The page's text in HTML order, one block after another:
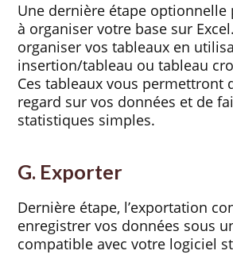
Une dernière étape optionnelle
à organiser votre base sur
organiser vos tableaux en
insertion/tableau ou tableau
Ces tableaux vous permettront
regard sur vos données et de
statistiques simples.
G. Exporter
Dernière étape, l’exportation
enregistrer vos données sous
compatible avec votre logiciel